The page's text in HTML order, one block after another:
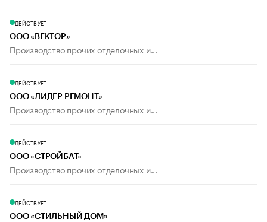
ДЕЙСТВУЕТ
ООО «ВЕКТОР»
Производство прочих отделочных и...
ДЕЙСТВУЕТ
ООО «ЛИДЕР РЕМОНТ»
Производство прочих отделочных и...
ДЕЙСТВУЕТ
ООО «СТРОЙБАТ»
Производство прочих отделочных и...
ДЕЙСТВУЕТ
ООО «СТИЛЬНЫЙ ДОМ»